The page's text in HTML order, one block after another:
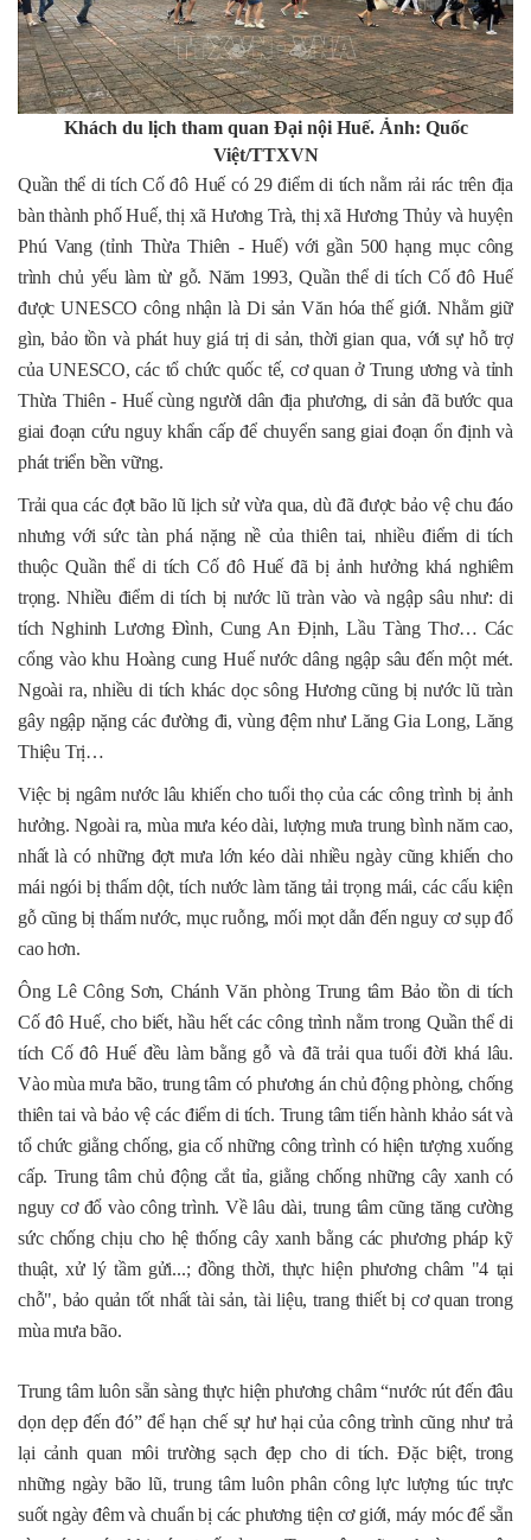
Khách du lịch tham quan Đại nội Huế. Ảnh: Quốc
Việt/TTXVN
Quần thể di tích Cố đô Huế có 29 điểm di tích nằm rải rác trên địa
bàn thành phố Huế, thị xã Hương Trà, thị xã Hương Thủy và huyện
Phú Vang (tỉnh Thừa Thiên - Huế) với gần 500 hạng mục công
trình chủ yếu làm từ gỗ. Năm 1993, Quần thể di tích Cố đô Huế
được UNESCO công nhận là Di sản Văn hóa thế giới. Nhằm giữ
gìn, bảo tồn và phát huy giá trị di sản, thời gian qua, với sự hỗ trợ
của UNESCO, các tổ chức quốc tế, cơ quan ở Trung ương và tỉnh
Thừa Thiên - Huế cùng người dân địa phương, di sản đã bước qua
giai đoạn cứu nguy khẩn cấp để chuyển sang giai đoạn ổn định và
phát triển bền vững.
Trải qua các đợt bão lũ lịch sử vừa qua, dù đã được bảo vệ chu đáo
nhưng với sức tàn phá nặng nề của thiên tai, nhiều điểm di tích
thuộc Quần thể di tích Cố đô Huế đã bị ảnh hưởng khá nghiêm
trọng. Nhiều điểm di tích bị nước lũ tràn vào và ngập sâu như: di
tích Nghinh Lương Đình, Cung An Định, Lầu Tàng Thơ… Các
cổng vào khu Hoàng cung Huế nước dâng ngập sâu đến một mét.
Ngoài ra, nhiều di tích khác dọc sông Hương cũng bị nước lũ tràn
gây ngập nặng các đường đi, vùng đệm như Lăng Gia Long, Lăng
Thiệu Trị…
Việc bị ngâm nước lâu khiến cho tuổi thọ của các công trình bị ảnh
hưởng. Ngoài ra, mùa mưa kéo dài, lượng mưa trung bình năm cao,
nhất là có những đợt mưa lớn kéo dài nhiều ngày cũng khiến cho
mái ngói bị thấm dột, tích nước làm tăng tải trọng mái, các cấu kiện
gỗ cũng bị thấm nước, mục ruỗng, mối mọt dẫn đến nguy cơ sụp đổ
cao hơn.
Ông Lê Công Sơn, Chánh Văn phòng Trung tâm Bảo tồn di tích
Cố đô Huế, cho biết, hầu hết các công trình nằm trong Quần thể di
tích Cố đô Huế đều làm bằng gỗ và đã trải qua tuổi đời khá lâu.
Vào mùa mưa bão, trung tâm có phương án chủ động phòng, chống
thiên tai và bảo vệ các điểm di tích. Trung tâm tiến hành khảo sát và
tổ chức giằng chống, gia cố những công trình có hiện tượng xuống
cấp. Trung tâm chủ động cắt tỉa, giằng chống những cây xanh có
nguy cơ đổ vào công trình. Về lâu dài, trung tâm cũng tăng cường
sức chống chịu cho hệ thống cây xanh bằng các phương pháp kỹ
thuật, xử lý tầm gửi...; đồng thời, thực hiện phương châm "4 tại
chỗ", bảo quản tốt nhất tài sản, tài liệu, trang thiết bị cơ quan trong
mùa mưa bão.
Trung tâm luôn sẵn sàng thực hiện phương châm “nước rút đến đâu
dọn dẹp đến đó” để hạn chế sự hư hại của công trình cũng như trả
lại cảnh quan môi trường sạch đẹp cho di tích. Đặc biệt, trong
những ngày bão lũ, trung tâm luôn phân công lực lượng túc trực
suốt ngày đêm và chuẩn bị các phương tiện cơ giới, máy móc để sẵn